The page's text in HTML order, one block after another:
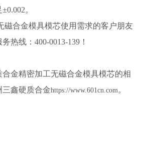
。
合金模具模芯使用需求的客户朋友
热线：400-0013-139！
合金精密加工无磁合金模具模芯的相
鑫硬质合金https://www.601cn.com。